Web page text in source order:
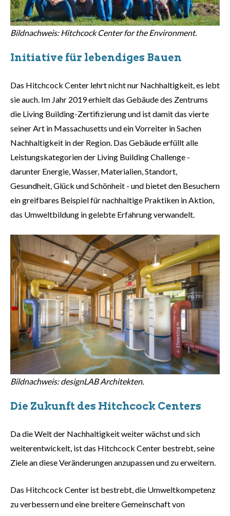
Bildnachweis: Hitchcock Center for the Environment.
Initiative für lebendiges Bauen
Das Hitchcock Center lehrt nicht nur Nachhaltigkeit, es lebt
sie auch. Im Jahr 2019 erhielt das Gebäude des Zentrums
die Living Building-Zertifizierung und ist damit das vierte
seiner Art in Massachusetts und ein Vorreiter in Sachen
Nachhaltigkeit in der Region. Das Gebäude erfüllt alle
Leistungskategorien der Living Building Challenge -
darunter Energie, Wasser, Materialien, Standort,
Gesundheit, Glück und Schönheit - und bietet den Besuchern
ein greifbares Beispiel für nachhaltige Praktiken in Aktion,
das Umweltbildung in gelebte Erfahrung verwandelt.
Bildnachweis: designLAB Architekten.
Die Zukunft des Hitchcock Centers
Da die Welt der Nachhaltigkeit weiter wächst und sich
weiterentwickelt, ist das Hitchcock Center bestrebt, seine
Ziele an diese Veränderungen anzupassen und zu erweitern.
Das Hitchcock Center ist bestrebt, die Umweltkompetenz
zu verbessern und eine breitere Gemeinschaft von